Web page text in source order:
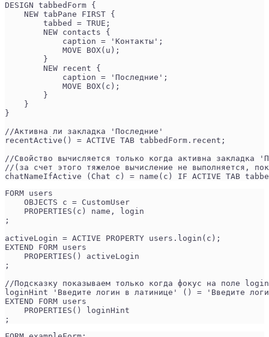
DESIGN tabbedForm {
    NEW tabPane FIRST {
        tabbed = TRUE;
        NEW contacts {
            caption = 'Контакты';
            MOVE BOX(u);
        }
        NEW recent {
            caption = 'Последние';
            MOVE BOX(c);
        }
    }
}
//Активна ли закладка 'Последние'
recentActive() = ACTIVE TAB tabbedForm.recent;
//Свойство вычисляется только когда активна закладка
//(за счет этого тяжелое вычисление не выполняется,
chatNameIfActive (Chat c) = name(c) IF ACTIVE TAB
FORM users
    OBJECTS c = CustomUser
    PROPERTIES(c) name, login
;
activeLogin = ACTIVE PROPERTY users.login(c);
EXTEND FORM users
    PROPERTIES() activeLogin
;
//Подсказку показываем только когда фокус на поле login
loginHint 'Введите логин в латинице' () = 'Введите
EXTEND FORM users
    PROPERTIES() loginHint
;